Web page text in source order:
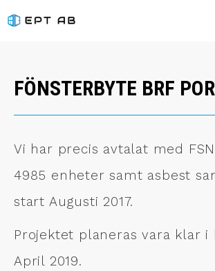
FÖNSTERBYTE BRF
Vi har precis avtalat med
4985 enheter samt asbest
start Augusti 2017.
Projektet planeras vara klar i
April 2019.